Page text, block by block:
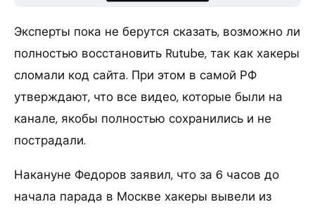
Эксперты пока не берутся сказать, возможно ли
полностью восстановить Rutube, так как хакеры
сломали код сайта. При этом в самой РФ
утверждают, что все видео, которые были на
канале, якобы полностью сохранились и не
пострадали.
Накануне Федоров заявил, что за 6 часов до
начала парада в Москве хакеры вывели из